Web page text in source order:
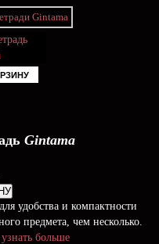
Gintama
удобства и компактности
предмета, чем несколько.
узнать больше